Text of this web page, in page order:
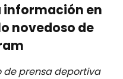
información en
novedoso de
de prensa deportiva